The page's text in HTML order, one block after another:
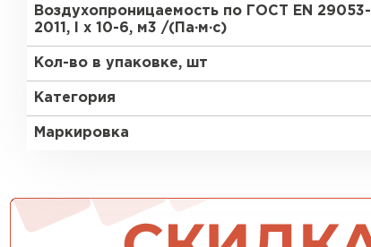
Воздухопроницаемость по ГОСТ EN 29053-
2011, l x 10-6, м3 /(Па∙м∙с)
Кол-во в упаковке, шт
Категория
Маркировка